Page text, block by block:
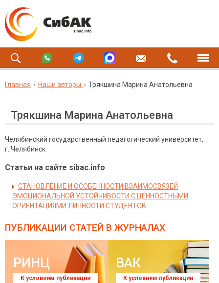
Главная Наши авторы Трякшина Марина Анатольевна
Трякшина Марина Анатольевна
Челябинский государственный педагогический университет,
г. Челябинск
Статьи на сайте sibac.info
СТАНОВЛЕНИЕ И ОСОБЕННОСТИ ВЗАИМОСВЯЗЕЙ
ЭМОЦИОНАЛЬНОЙ УСТОЙЧИВОСТИ С ЦЕННОСТНЫМИ
ОРИЕНТАЦИЯМИ ЛИЧНОСТИ СТУДЕНТОВ
ПУБЛИКАЦИИ СТАТЕЙ В ЖУРНАЛАХ
РИНЦ
К условиям публикации
ВАК
К условиям публикации